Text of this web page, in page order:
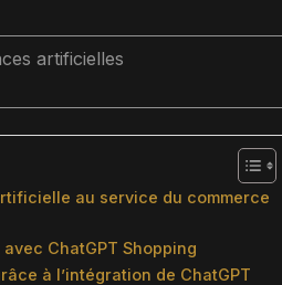
artificielles
au service du commerce
ChatGPT Shopping
à l’intégration de ChatGPT